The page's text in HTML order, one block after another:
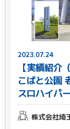
2023.07.24
【実績紹介
こばと公園
スロハイパ
株式会社埼